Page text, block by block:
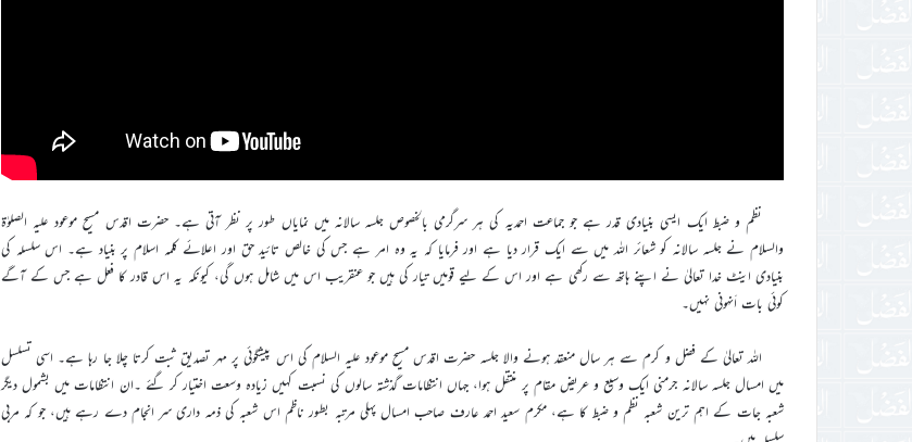
نظم و ضبط ایک ایسی بنیادی قدر ہے جو جماعت احمدیہ کی ہر سرگرمی بالخصوص جلسہ سالانہ میں نمایاں طور پر نظر آتی ہے۔ حضرت اقدس مسیح موعود علیہ الصلوٰة
والسلام نے جلسہ سالانہ کو شعائر اللہ میں سے ایک قرار دیا ہے اور فرمایا کہ یہ وہ امر ہے جس کی خالص تائید حق اور اعلائے کلمہ اسلام پر بنیاد ہے۔ اس سلسلہ کی
بنیادی اینٹ خدا تعالیٰ نے اپنے ہاتھ سے رکھی ہے اور اس کے لیے قومیں تیار کی ہیں جو عنقریب اس میں شامل ہوں گی، کیونکہ یہ اس قادر کا فعل ہے جس کے آگے
کوئی بات اَنہونی نہیں۔
اللہ تعالیٰ کے فضل و کرم سے ہر سال منعقد ہونے والا جلسہ حضرت اقدس مسیح موعود علیہ السلام کی اس پیشگوئی پر مہر تصدیق ثبت کرتا چلا جا رہا ہے۔ اسی تسلسل
میں امسال جلسہ سالانہ جرمنی ایک وسیع و عریض مقام پر منتقل ہوا، جہاں انتظامات گذشتہ سالوں کی نسبت کہیں زیادہ وسعت اختیار کر گئے ۔ان انتظامات میں بشمول دیگر
شعبہ جات کے اہم ترین شعبہ نظم و ضبط کا ہے، مکرم سعید احمد عارف صاحب امسال پہلی مرتبہ بطور ناظم اس شعبہ کی ذمہ داری سر انجام دے رہے ہیں، جو کہ مربی